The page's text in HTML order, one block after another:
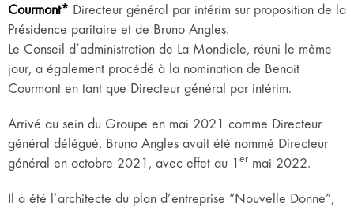
Courmont* Directeur général par intérim sur proposition de la
Présidence paritaire et de Bruno Angles.
Le Conseil d’administration de La Mondiale, réuni le même
jour, a également procédé à la nomination de Benoit
Courmont en tant que Directeur général par intérim.
Arrivé au sein du Groupe en mai 2021 comme Directeur
général délégué, Bruno Angles avait été nommé Directeur
général en octobre 2021, avec effet au 1 er mai 2022.
Il a été l’architecte du plan d’entreprise “Nouvelle Donne”,